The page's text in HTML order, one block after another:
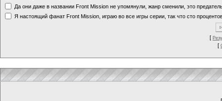
Да они даже в названии Front Mission не упомянули, жанр сменили, это
Я настоящий фанат Front Mission, играю во все игры серии, так что сто
[
[